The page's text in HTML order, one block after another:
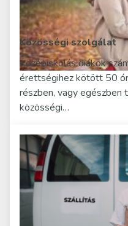
Közösségi szolgálat
Középiskolás diákok
érettségihez kötött 50
részben, vagy
közösségi…